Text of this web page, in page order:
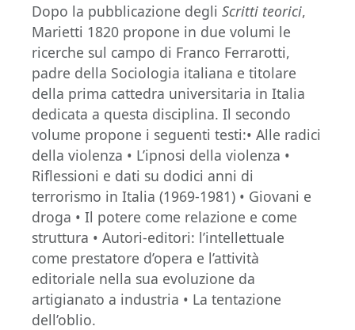
Dopo la pubblicazione degli Scritti teorici,
Marietti 1820 propone in due volumi le
ricerche sul campo di Franco Ferrarotti,
padre della Sociologia italiana e titolare
della prima cattedra universitaria in Italia
dedicata a questa disciplina. Il secondo
volume propone i seguenti testi:• Alle radici
della violenza • L’ipnosi della violenza •
Riflessioni e dati su dodici anni di
terrorismo in Italia (1969-1981) • Giovani e
droga • Il potere come relazione e come
struttura • Autori-editori: l’intellettuale
come prestatore d’opera e l’attività
editoriale nella sua evoluzione da
artigianato a industria • La tentazione
dell’oblio.